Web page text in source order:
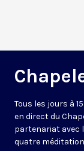
Tous les jours à
en direct du
partenariat avec
quatre